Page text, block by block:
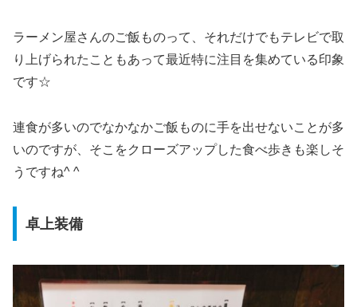
ラーメン屋さんのご飯ものって、それだけでもテレビで取
り上げられたこともあって最近特に注目を集めている印象
です☆
連食が多いのでなかなかご飯ものに手を出せないことが多
いのですが、そこをクローズアップした食べ歩きも楽しそ
うですね^ ^
卓上装備